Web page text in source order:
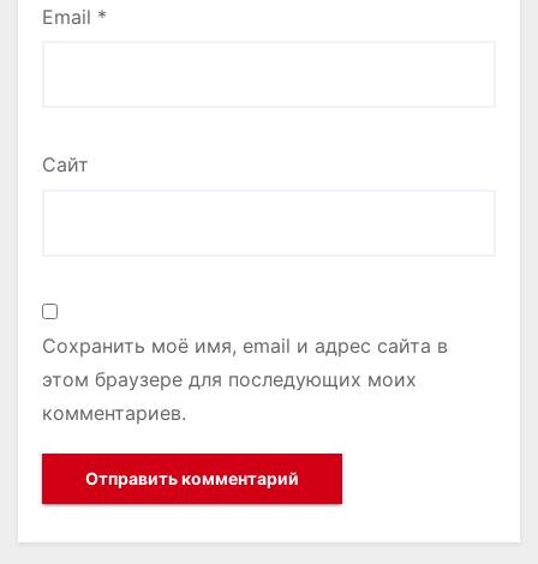
Email *
Сайт
Сохранить моё имя, email и адрес сайта в
этом браузере для последующих моих
комментариев.